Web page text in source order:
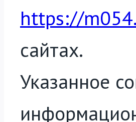
https://
сайтах.
Указанное